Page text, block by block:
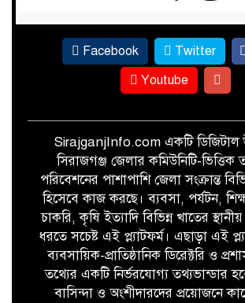
Facebook
Twitter
Youtube
SirajganjInfo.com একটি ডিজিটাল
সিরাজগঞ্জ জেলার কমিউনিটি-ভিত্তিক
পরিবেশনের পাশাপাশি জেলা সংক্রান্ত
হিসেবে কাজ করছে। ব্যবসা, পর্যটন,
চাকরি, কৃষি ইত্যাদি বিভিন্ন খাতের
ধরতে সচেষ্ট এই প্ল্যাটফর্ম। এছাড়া এই
ব্যবসায়িক-প্রাতিষ্ঠানিক ডিরেক্টরি ও
তথ্যের একটি নির্ভরযোগ্য তথ্যভান্ডার
বাসিন্দা ও অংশীদারদের প্রয়োজনে